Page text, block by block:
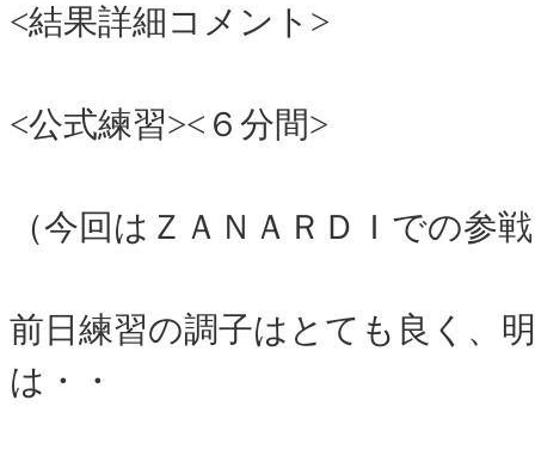
<結果詳細コメント>
<公式練習><６分間>
（今回はＺＡＮＡＲＤＩでの参
前日練習の調子はとても良く、
は・・